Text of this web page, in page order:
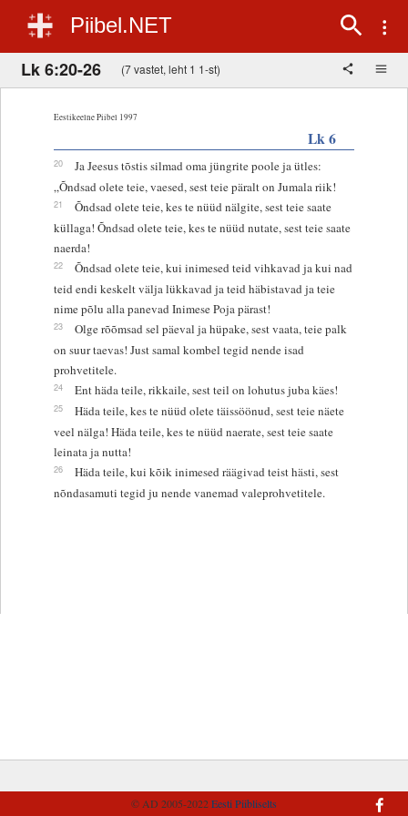
Piibel.NET
Lk 6:20-26 (7 vastet, leht 1 1-st)
Eestikeelne Piibel 1997
Lk 6
20
Ja Jeesus tõstis silmad oma jüngrite poole ja ütles:
„Õndsad olete teie, vaesed, sest teie päralt on Jumala riik!
21
Õndsad olete teie, kes te nüüd nälgite, sest teie saate
küllaga! Õndsad olete teie, kes te nüüd nutate, sest teie saate
naerda!
22
Õndsad olete teie, kui inimesed teid vihkavad ja kui nad
teid endi keskelt välja lükkavad ja teid häbistavad ja teie
nime põlu alla panevad Inimese Poja pärast!
23
Olge rõõmsad sel päeval ja hüpake, sest vaata, teie palk
on suur taevas! Just samal kombel tegid nende isad
prohvetitele.
24 Ent häda teile, rikkaile, sest teil on lohutus juba käes!
25
Häda teile, kes te nüüd olete täissöönud, sest teie näete
veel nälga! Häda teile, kes te nüüd naerate, sest teie saate
leinata ja nutta!
26
Häda teile, kui kõik inimesed räägivad teist hästi, sest
nõndasamuti tegid ju nende vanemad valeprohvetitele.
© AD 2005-2022Eesti Piibliselts